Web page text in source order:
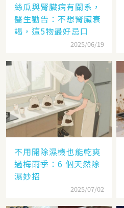
絲瓜與腎臟病有關系，
醫生勸告：不想腎臟衰
竭，這5物最好忌口
2025/06/19
不用開除濕機也能乾爽
過梅雨季：6 個天然除
濕妙招
2025/07/02